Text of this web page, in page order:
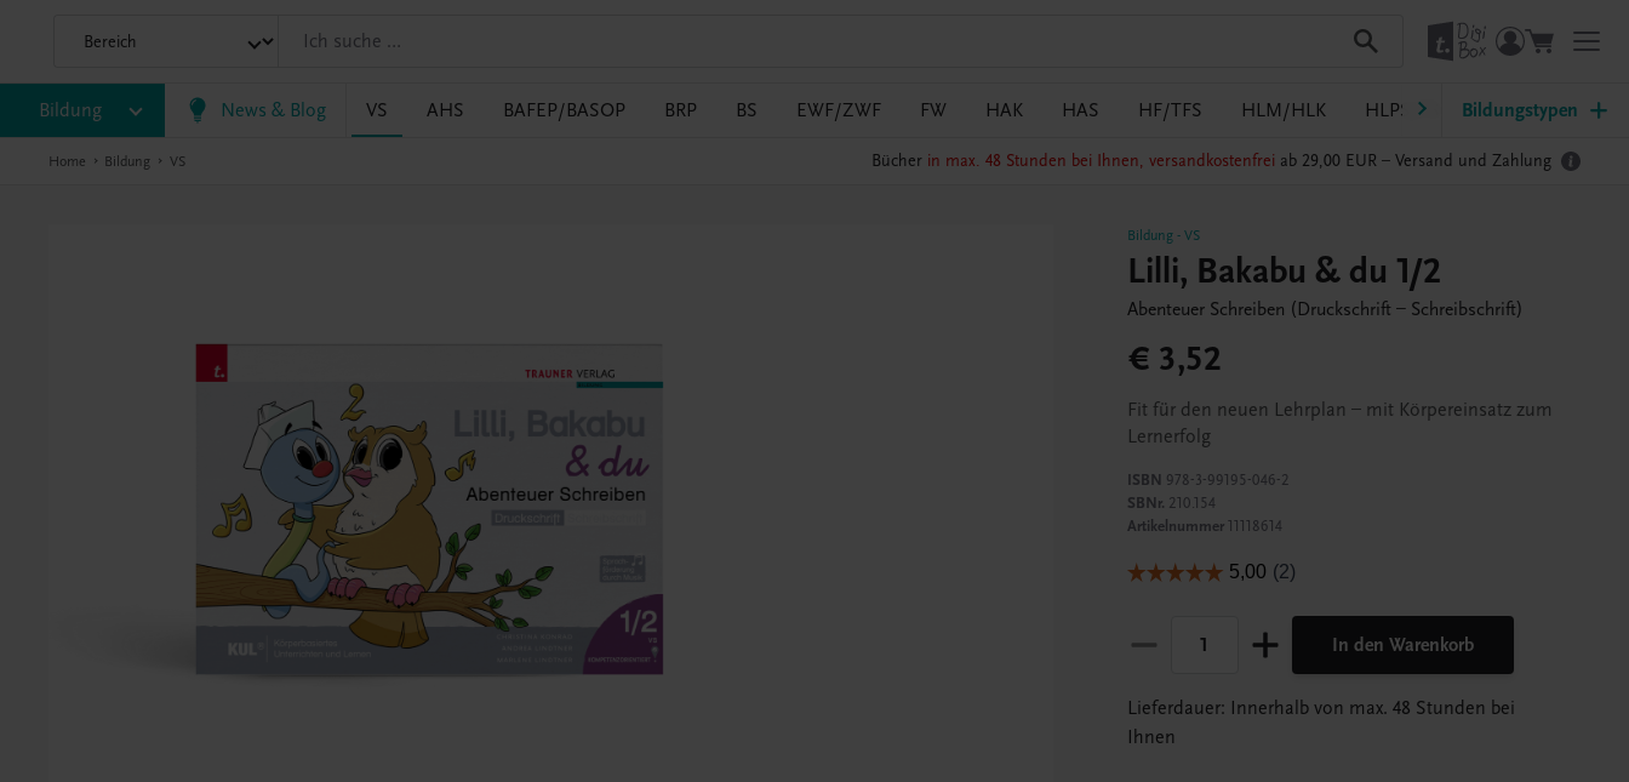
Bildung News & Blog VS AHS BAFEP/BASOP BRP BS EWF/ZWF FW HAK HAS HF/TFS HLM/HLK HLPS/FSB HLT/Kolleg
Bildungstypen
Home Bildung VS Bücher in max. 48 Stunden bei Ihnen, versandkostenfrei ab 29,00 EUR – Versand und Zahlung
Bildung- VS
Lilli, Bakabu & du 1/2
Abenteuer Schreiben (Druckschrift – Schreibschrift)
€ 3,52
Fit für den neuen Lehrplan – mit Körpereinsatz zum
Lernerfolg
ISBN 978-3-99195-046-2
SBNr. 210.154
Artikelnummer11118614
In den Warenkorb
Lieferdauer: Innerhalb von max. 48 Stunden bei
Ihnen